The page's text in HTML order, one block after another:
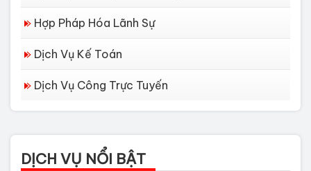
Hợp Pháp Hóa Lãnh Sự
Dịch Vụ Kế Toán
Dịch Vụ Công Trực Tuyến
DỊCH VỤ NỔI BẬT
Dịch vụ làm Lý lịch tư pháp tại Đà
Thủ tục làm Lý Lịch Tư Pháp tại Hồ